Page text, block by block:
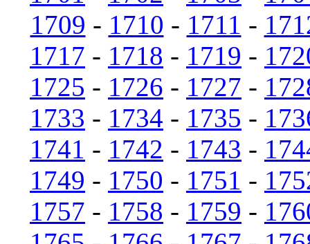
1709 - 1710 - 1711 -
1717 - 1718 - 1719 -
1725 - 1726 - 1727 -
1733 - 1734 - 1735 -
1741 - 1742 - 1743 -
1749 - 1750 - 1751 -
1757 - 1758 - 1759 -